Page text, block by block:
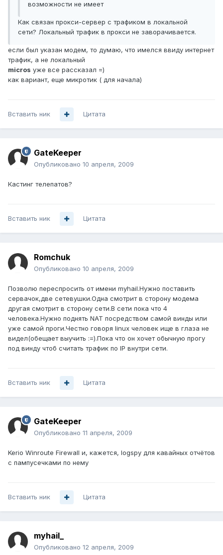
возможности не имеет
Как связан прокси-сервер с трафиком в локальной
сети? Локальный трафик в прокси не заворачивается.
если был указан модем, то думаю, что имелся ввиду интернет
трафик, а не локальный
micros уже все рассказал =)
как вариант, еще микротик ( для начала)
Вставить ник Цитата
GateKeeper
Опубликовано 10 апреля, 2009
Кастинг телепатов?
Вставить ник Цитата
Romchuk
Опубликовано 10 апреля, 2009
Позволю переспросить от имени myhail.Нужно поставить
сервачок,две сетевушки.Одна смотрит в сторону модема
другая смотрит в сторону сети.В сети пока что 4
человека.Нужно поднять NAT посредством самой винды или
уже самой проги.Честно говоря linux человек ище в глаза не
видел(обещает выучить :=).Пока что он хочет обычную прогу
под винду чтоб считать трафик по ІР внутри сети.
Вставить ник Цитата
GateKeeper
Опубликовано 11 апреля, 2009
Kerio Winroute Firewall и, кажется, logspy для кавайных отчётов
с пампусечками по нему
Вставить ник Цитата
myhail_
Опубликовано 12 апреля, 2009